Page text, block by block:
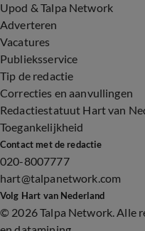
Upod & Talpa Network
Adverteren
Vacatures
Publieksservice
Tip de redactie
Correcties en aanvullingen
Redactiestatuut Hart van
Toegankelijkheid
Contact met de redactie
020-8007777
hart@talpanetwork.com
Volg Hart van Nederland
© 2026 Talpa Network. Alle